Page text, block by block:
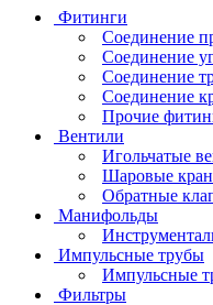
Фитинги
Соединение
Соединение
Соединение
Соединение
Прочие
Вентили
Игольчатые
Шаровые
Обратные
Манифольды
Импульсные трубы
Импульсные
Фильтры